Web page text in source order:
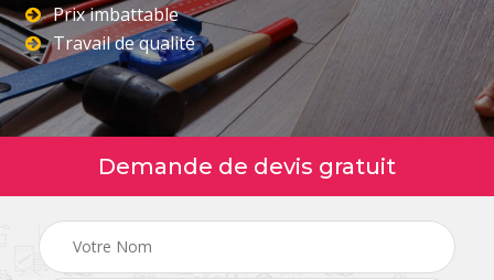
Prix imbattable
Travail de qualité
Demande de devis gratuit